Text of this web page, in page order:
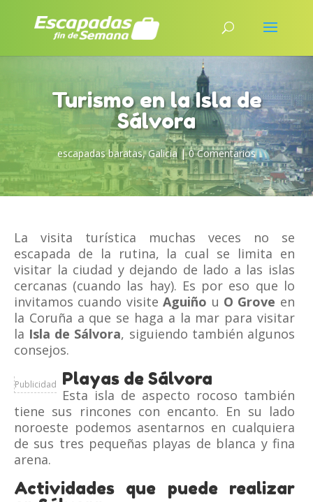
Turismo en la Isla de
Sálvora
escapadas baratas,Galicia|0 Comentarios
La visita turística muchas veces no se
escapada de la rutina, la cual se limita en
visitar la ciudad y dejando de lado a las islas
cercanas (cuando las hay). Es por eso que lo
invitamos cuando visiteAguiño u O Grove en
la Coruña a que se haga a la mar para visitar
la Isla de Sálvora, siguiendo también algunos
consejos.
Publicidad Playas de Sálvora
Esta isla de aspecto rocoso también
tiene sus rincones con encanto. En su lado
noroeste podemos asentarnos en cualquiera
de sus tres pequeñas playas de blanca y fina
arena.
Actividades que puede realizar